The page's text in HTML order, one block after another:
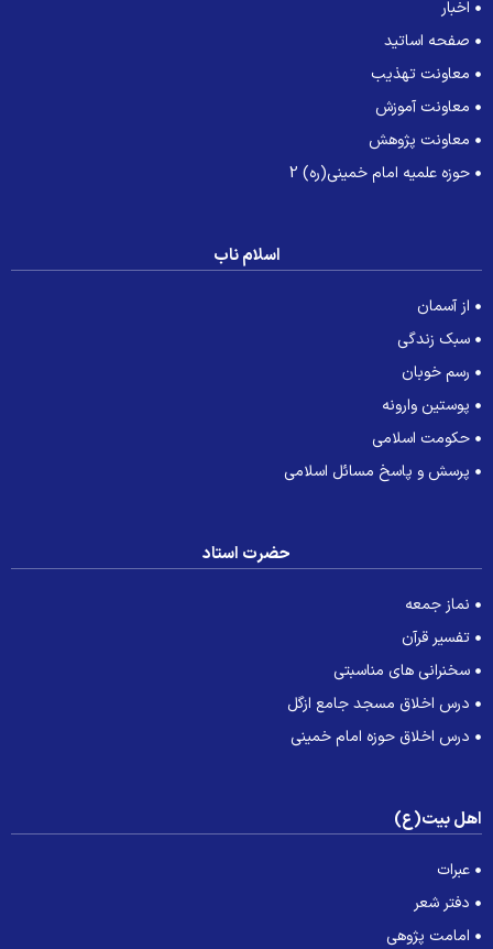
اخبار
صفحه اساتید
معاونت تهذیب
معاونت آموزش
معاونت پژوهش
حوزه علمیه امام خمینی(ره) 2
اسلام ناب
از آسمان
سبک زندگی
رسم خوبان
پوستین وارونه
حکومت اسلامی
پرسش و پاسخ مسائل اسلامی
حضرت استاد
نماز جمعه
تفسیر قرآن
سخنرانی های مناسبتی
درس اخلاق مسجد جامع ازگل
درس اخلاق حوزه امام خمینی
بیت(ع)
عبرات
دفتر شعر
امامت پژوهی